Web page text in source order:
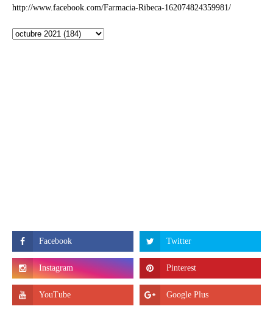
http://www.facebook.com/Farmacia-Ribeca-162074824359981/